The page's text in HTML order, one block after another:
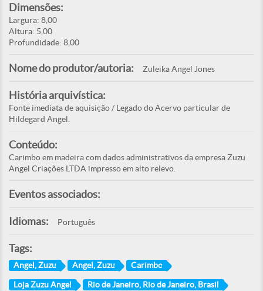
Dimensões:
Largura: 8,00
Altura: 5,00
Profundidade: 8,00
Nome do produtor/autoria: Zuleika Angel Jones
História arquivística:
Fonte imediata de aquisição / Legado do Acervo particular de
Hildegard Angel.
Conteúdo:
Carimbo em madeira com dados administrativos da empresa Zuzu
Angel Criações LTDA impresso em alto relevo.
Eventos associados:
Idiomas: Português
Tags:
Angel, Zuzu Angel, Zuzu Carimbo
Loja Zuzu Angel Rio de Janeiro, Rio de Janeiro, Brasil